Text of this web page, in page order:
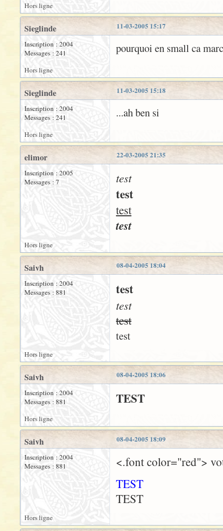
Hors ligne
11-03-2005 15:17
Sieglinde
Inscription : 2004
Messages : 241
pourquoi en small ca
Hors ligne
11-03-2005 15:18
Sieglinde
Inscription : 2004
Messages : 241
...ah ben si
Hors ligne
22-03-2005 21:35
elimor
Inscription : 2005
Messages : 7
test
test
test
test
Hors ligne
08-04-2005 18:04
Saivh
Inscription : 2004
Messages : 881
test
test
test
test
Hors ligne
08-04-2005 18:06
Saivh
Inscription : 2004
Messages : 881
TEST
Hors ligne
08-04-2005 18:09
Saivh
Inscription : 2004
Messages : 881
<.font color="red">
TEST
TEST
Hors ligne